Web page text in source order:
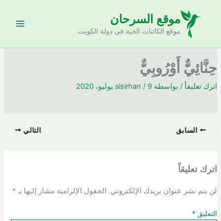
موقع السرحان
موقع الكائنات الحية في دولة الكويت
حِنَّائِيٌّ أَوْرُوبِيٌّ
اترك تعليقاً / بواسطة alsirhan/ 9 يوليو، 2020
السابق التالي
اترك تعليقاً
لن يتم نشر عنوان بريدك الإلكتروني. الحقول الإلزامية مشار إليها بـ *
التعليق *